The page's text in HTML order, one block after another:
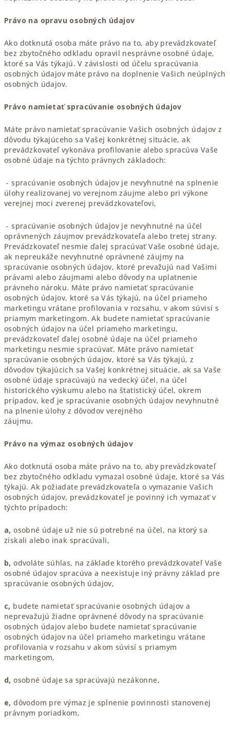
Právo na opravu osobných údajov
Ako dotknutá osoba máte právo na to, aby prevádzkovateľ
bez zbytočného odkladu opravil nesprávne osobné údaje,
ktoré sa Vás týkajú. V závislosti od účelu spracúvania
osobných údajov máte právo na doplnenie Vašich neúplných
osobných údajov.
Právo namietať spracúvanie osobných údajov
Máte právo namietať spracúvanie Vašich osobných údajov z
dôvodu týkajúceho sa Vašej konkrétnej situácie, ak
prevádzkovateľ vykonáva profilovanie alebo spracúva Vaše
osobné údaje na týchto právnych základoch:
- spracúvanie osobných údajov je nevyhnutné na splnenie
úlohy realizovanej vo verejnom záujme alebo pri výkone
verejnej moci zverenej prevádzkovateľovi,
- spracúvanie osobných údajov je nevyhnutné na účel
oprávnených záujmov prevádzkovateľa alebo tretej strany.
Prevádzkovateľ nesmie ďalej spracúvať Vaše osobné údaje,
ak nepreukáže nevyhnutné oprávnené záujmy na
spracúvanie osobných údajov, ktoré prevažujú nad Vašimi
právami alebo záujmami alebo dôvody na uplatnenie
právneho nároku. Máte právo namietať spracúvanie
osobných údajov, ktoré sa Vás týkajú, na účel priameho
marketingu vrátane profilovania v rozsahu, v akom súvisí s
priamym marketingom. Ak budete namietať spracúvanie
osobných údajov na účel priameho marketingu,
prevádzkovateľ ďalej osobné údaje na účel priameho
marketingu nesmie spracúvať. Máte právo namietať
spracúvanie osobných údajov, ktoré sa Vás týkajú, z
dôvodov týkajúcich sa Vašej konkrétnej situácie, ak sa Vaše
osobné údaje spracúvajú na vedecký účel, na účel
historického výskumu alebo na štatistický účel, okrem
prípadov, keď je spracúvanie osobných údajov nevyhnutné
na plnenie úlohy z dôvodov verejného
záujmu.
Právo na výmaz osobných údajov
Ako dotknutá osoba máte právo na to, aby prevádzkovateľ
bez zbytočného odkladu vymazal osobné údaje, ktoré sa Vás
týkajú. Ak požiadate prevádzkovateľa o vymazanie Vašich
osobných údajov, prevádzkovateľ je povinný ich vymazať v
týchto prípadoch:
a, osobné údaje už nie sú potrebné na účel, na ktorý sa
získali alebo inak spracúvali,
b, odvoláte súhlas, na základe ktorého prevádzkovateľ Vaše
osobné údajov spracúva a neexistuje iný právny základ pre
spracúvanie osobných údajov,
c, budete namietať spracúvanie osobných údajov a
neprevažujú žiadne oprávnené dôvody na spracúvanie
osobných údajov alebo budete namietať spracúvanie
osobných údajov na účel priameho marketingu vrátane
profilovania v rozsahu v akom súvisí s priamym
marketingom,
d, osobné údaje sa spracúvajú nezákonne,
e, dôvodom pre výmaz je splnenie povinnosti stanovenej
právnym poriadkom,